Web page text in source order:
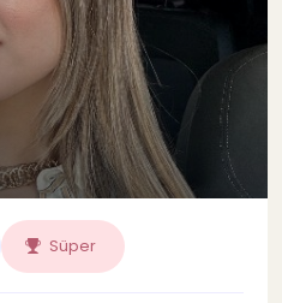
Süper